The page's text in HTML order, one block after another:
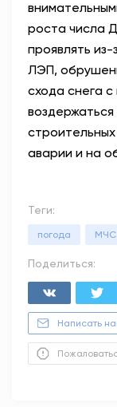
роста числа
проявлять
ЛЭП,
схода снега
аварии и на
Теги:
погода МЧС
Поделиться:
Написать